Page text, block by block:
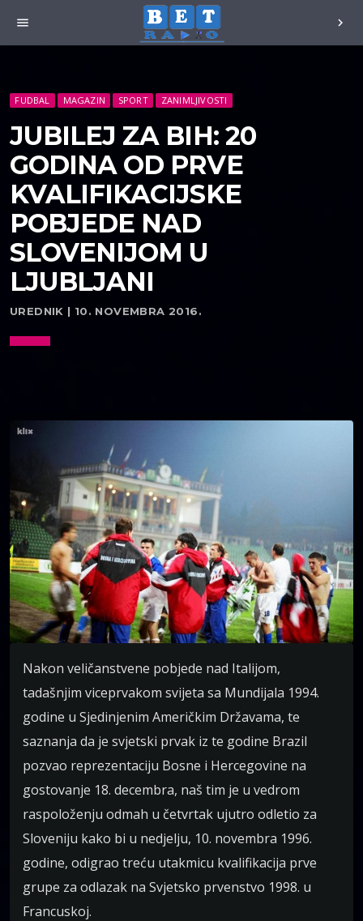
menu chevron_right
FUDBAL MAGAZIN SPORT ZANIMLJIVOSTI
JUBILEJ ZA BIH: 20
GODINA OD PRVE
KVALIFIKACIJSKE
POBJEDE NAD
SLOVENIJOM U
LJUBLJANI
UREDNIK | 10. NOVEMBRA 2016.
Nakon veličanstvene pobjede nad Italijom,
tadašnjim viceprvakom svijeta sa Mundijala 1994.
godine u Sjedinjenim Američkim Državama, te
saznanja da je svjetski prvak iz te godine Brazil
pozvao reprezentaciju Bosne i Hercegovine na
gostovanje 18. decembra, naš tim je u vedrom
raspoloženju odmah u četvrtak ujutro odletio za
Sloveniju kako bi u nedjelju, 10. novembra 1996.
godine, odigrao treću utakmicu kvalifikacija prve
grupe za odlazak na Svjetsko prvenstvo 1998. u
Francuskoj.